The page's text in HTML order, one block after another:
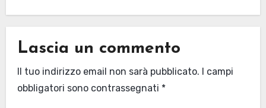
Lascia un commento
Il tuo indirizzo email non sarà pubblicato. I campi
obbligatori sono contrassegnati *